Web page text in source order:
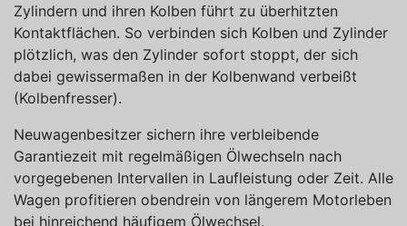
Zylindern und ihren Kolben führt zu überhitzten
Kontaktflächen. So verbinden sich Kolben und Zylinder
plötzlich, was den Zylinder sofort stoppt, der sich
dabei gewissermaßen in der Kolbenwand verbeißt
(Kolbenfresser).
Neuwagenbesitzer sichern ihre verbleibende
Garantiezeit mit regelmäßigen Ölwechseln nach
vorgegebenen Intervallen in Laufleistung oder Zeit. Alle
Wagen profitieren obendrein von längerem Motorleben
bei hinreichend häufigem Ölwechsel.